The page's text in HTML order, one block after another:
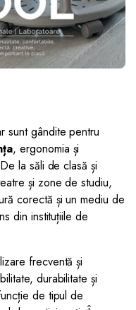
sunt gândite pentru
, ergonomia și
la săli de clasă și
și zone de studiu,
corectă și un mediu de
din instituțiile de
frecventă și
durabilitate și
de tipul de